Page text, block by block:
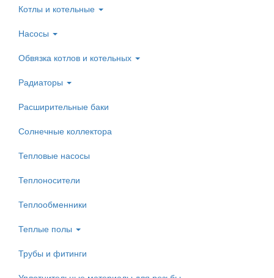
Котлы и котельные
Насосы
Обвязка котлов и котельных
Радиаторы
Расширительные баки
Солнечные коллектора
Тепловые насосы
Теплоносители
Теплообменники
Теплые полы
Трубы и фитинги